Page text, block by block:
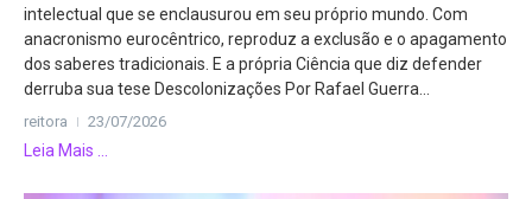
intelectual que se enclausurou em seu próprio mundo. Com
anacronismo eurocêntrico, reproduz a exclusão e o apagamento
dos saberes tradicionais. E a própria Ciência que diz defender
derruba sua tese Descolonizações Por Rafael Guerra...
reitora 23/07/2026
Leia Mais ...